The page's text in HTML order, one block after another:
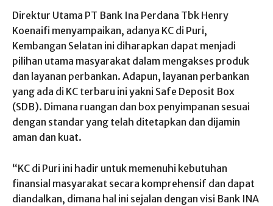
Direktur Utama PT Bank Ina Perdana Tbk Henry
Koenaifi menyampaikan, adanya KC di Puri,
Kembangan Selatan ini diharapkan dapat menjadi
pilihan utama masyarakat dalam mengakses produk
dan layanan perbankan. Adapun, layanan perbankan
yang ada di KC terbaru ini yakni Safe Deposit Box
(SDB). Dimana ruangan dan box penyimpanan sesuai
dengan standar yang telah ditetapkan dan dijamin
aman dan kuat.
“KC di Puri ini hadir untuk memenuhi kebutuhan
finansial masyarakat secara komprehensif dan dapat
diandalkan, dimana hal ini sejalan dengan visi Bank INA